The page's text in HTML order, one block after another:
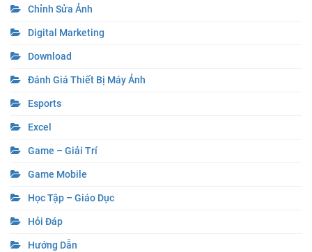
Chỉnh Sửa Ảnh
Digital Marketing
Download
Đánh Giá Thiết Bị Máy Ảnh
Esports
Excel
Game – Giải Trí
Game Mobile
Học Tập – Giáo Dục
Hỏi Đáp
Hướng Dẫn